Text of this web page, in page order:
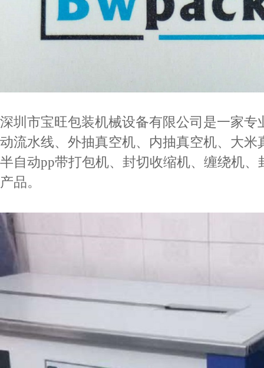
深圳市宝旺包装机械设备有限公司是一家
动流水线、外抽真空机、内抽真空机、大
半自动pp带打包机、封切收缩机、缠绕机
产品。